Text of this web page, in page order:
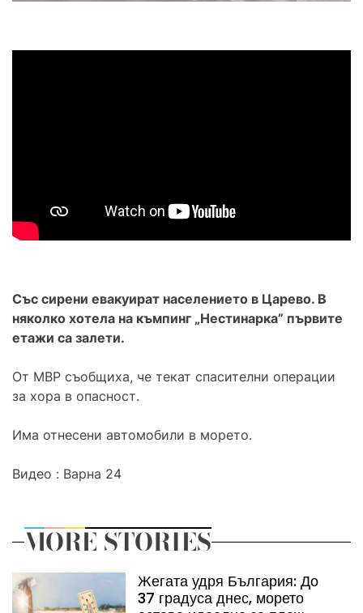
Със сирени евакуират населението в Царево. В
няколко хотела на къмпинг „Нестинарка” първите
етажи са залети.
От МВР съобщиха, че текат спасителни операции
за хора в опасност.
Има отнесени автомобили в морето.
Видео : Варна 24
MORE STORIES
Жегата удря България: До
37 градуса днес, морето